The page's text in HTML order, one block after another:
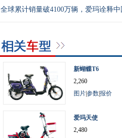
全球累计销量破4100万辆，爱玛诠释
新蝴蝶T6
2,260
图片参数报价
爱玛天使
2,480